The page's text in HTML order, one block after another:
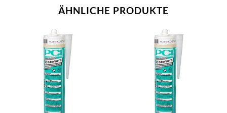
ÄHNLICHE PRODUKTE